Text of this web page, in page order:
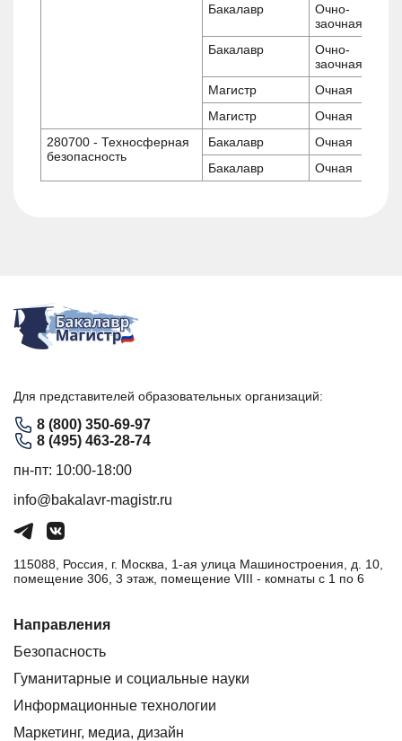
Бакалавр
Очно-
заочная
Бакалавр
Очно-
заочная
Магистр
Очная
Магистр
Очная
280700 - Техносферная
безопасность
Бакалавр
Очная
Бакалавр
Очная
Для представителей образовательных организаций:
8 (800) 350-69-97
8 (495) 463-28-74
пн-пт: 10:00-18:00
info@bakalavr-magistr.ru
115088, Россия, г. Москва, 1-ая улица Машиностроения, д. 10,
помещение 306, 3 этаж, помещение VIII - комнаты с 1 по 6
Направления
Безопасность
Гуманитарные и социальные науки
Информационные технологии
Маркетинг, медиа, дизайн